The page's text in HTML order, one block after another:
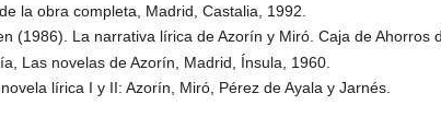
la obra completa, Madrid, Castalia, 1992.
(1986). La narrativa lírica de Azorín y Miró. Caja de Ahorros
Las novelas de Azorín, Madrid, Ínsula, 1960.
lírica I y II: Azorín, Miró, Pérez de Ayala y Jarnés.